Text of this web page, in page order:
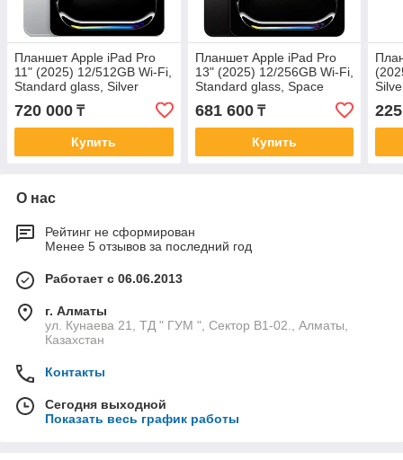
Планшет Apple iPad Pro
11" (2025) 12/512GB Wi‑Fi,
Standard glass, Silver
720 000 ₸
Купить
Планшет Apple iPad Pro
13" (2025) 12/256GB Wi‑Fi,
Standard glass, Space
681 600₸
Купить
О нас
Рейтинг не сформирован
Менее 5 отзывов за последний год
Работает с 06.06.2013
г. Алматы
ул. Кунаева 21, ТД " ГУМ ", Сектор В1-02., Алматы,
Казахстан
Контакты
Сегодня выходной
Показать весь график работы